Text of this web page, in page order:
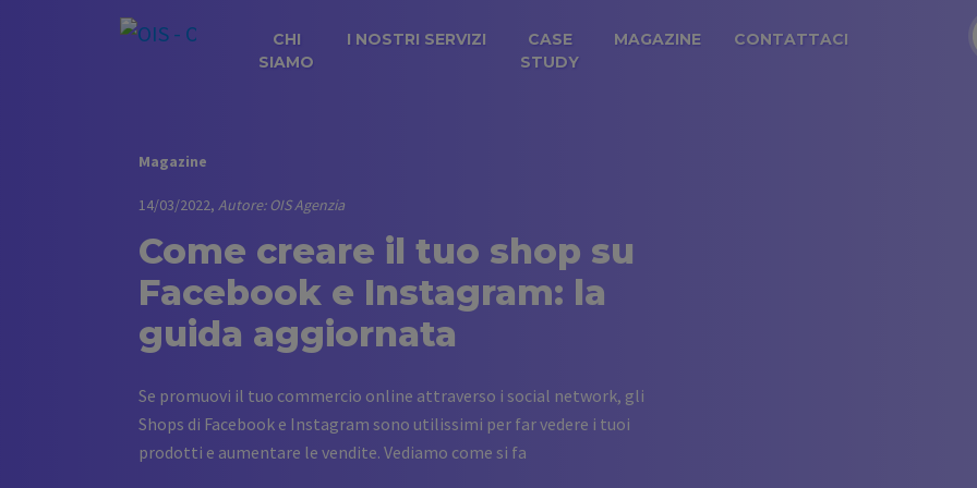
CHI
SIAMO
I NOSTRI SERVIZI
CASE
STUDY
MAGAZINE CONTATTACI
Magazine
14/03/2022, Autore: OIS Agenzia
Come creare il tuo shop su
Facebook e Instagram: la
guida aggiornata
Se promuovi il tuo commercio online attraverso i social network, gli
Shops di Facebook e Instagram sono utilissimi per far vedere i tuoi
prodotti e aumentare le vendite. Vediamo come si fa